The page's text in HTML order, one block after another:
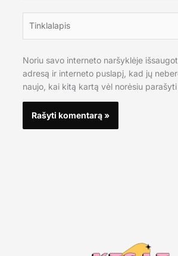
Noriu savo interneto naršyklėje
adresą ir interneto puslapį, kad jų
naujo, kai kitą kartą vėl norėsiu